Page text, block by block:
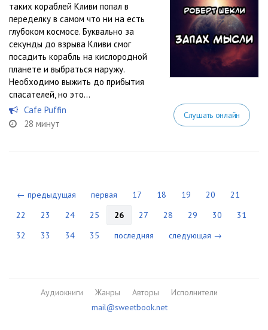
таких кораблей Кливи попал в
переделку в самом что ни на есть
глубоком космосе. Буквально за
секунды до взрыва Кливи смог
посадить корабль на кислородной
планете и выбраться наружу.
Необходимо выжить до прибытия
спасателей, но это...
Cafe Puffin
28 минут
Слушать онлайн
← предыдущая первая 17 18 19 20
21
22
23 24 25 26 27 28 29 30
31
32
33 34 35 последняя следующая →
Аудиокниги Жанры Авторы
Исполнители
mail@sweetbook.net